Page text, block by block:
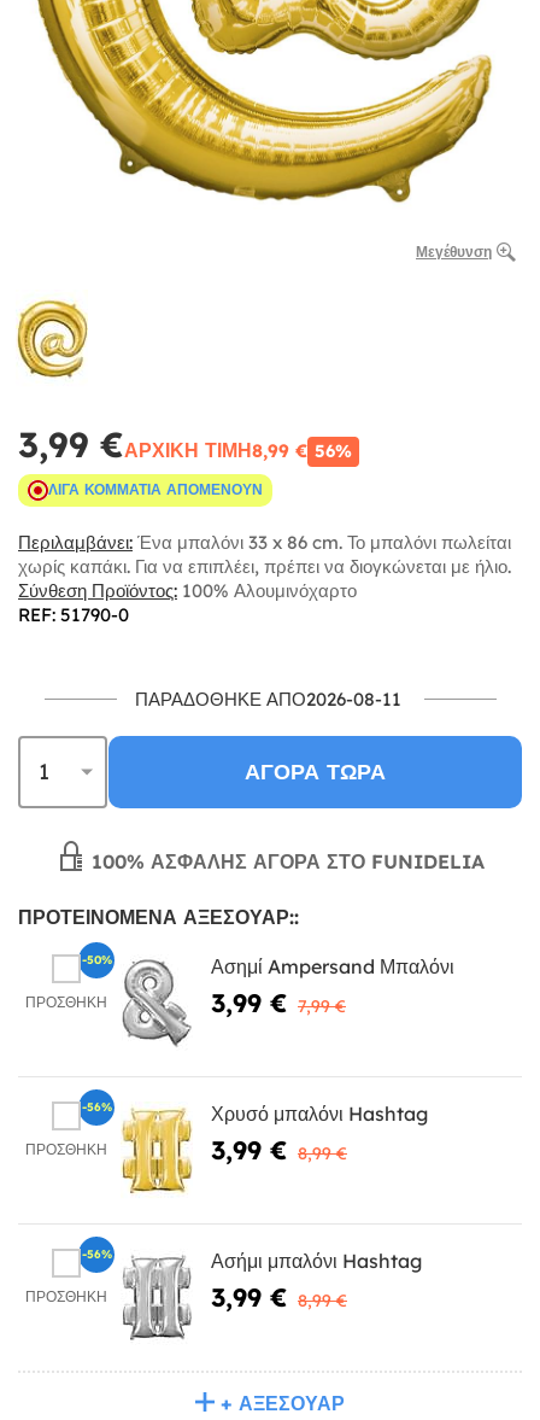
Μεγέθυνση
3,99 €ΑΡΧΙΚΉ ΤΙΜΉ8,99 € 56%
ΛΊΓΑ ΚΟΜΜΆΤΙΑ ΑΠΟΜΈΝΟΥΝ
Περιλαμβάνει: Ένα μπαλόνι 33 x 86 cm. Το μπαλόνι πωλείται
χωρίς καπάκι. Για να επιπλέει, πρέπει να διογκώνεται με ήλιο.
Σύνθεση Προϊόντος: 100% Αλουμινόχαρτο
REF: 51790-0
ΠΑΡΑΔΌΘΗΚΕ ΑΠΌ2026-08-11
ΑΓΟΡΆ ΤΏΡΑ
100% ΑΣΦΑΛΉΣ ΑΓΟΡΆ ΣΤΟ FUNIDELIA
ΠΡΟΤΕΙΝΌΜΕΝΑ ΑΞΕΣΟΥΆΡ::
ΠΡΟΣΘΉΚΗ
Ασημί Ampersand Μπαλόνι
3,99 € 7,99 €
-50%
ΠΡΟΣΘΉΚΗ
Χρυσό μπαλόνι Hashtag
3,99 € 8,99 €
-56%
ΠΡΟΣΘΉΚΗ
Ασήμι μπαλόνι Hashtag
3,99 € 8,99 €
-56%
+ ΑΞΕΣΟΥΆΡ